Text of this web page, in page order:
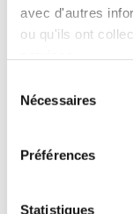
avec d'autres
ou qu'ils ont
Nécessaires
Préférences
Statistiques